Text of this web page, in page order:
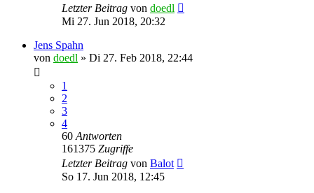
Letzter Beitrag von doedl
Mi 27. Jun 2018, 20:32
Jens Spahn
von doedl » Di 27. Feb 2018, 22:44
1
2
3
4
60 Antworten
161375 Zugriffe
Letzter Beitrag von Balot
So 17. Jun 2018, 12:45